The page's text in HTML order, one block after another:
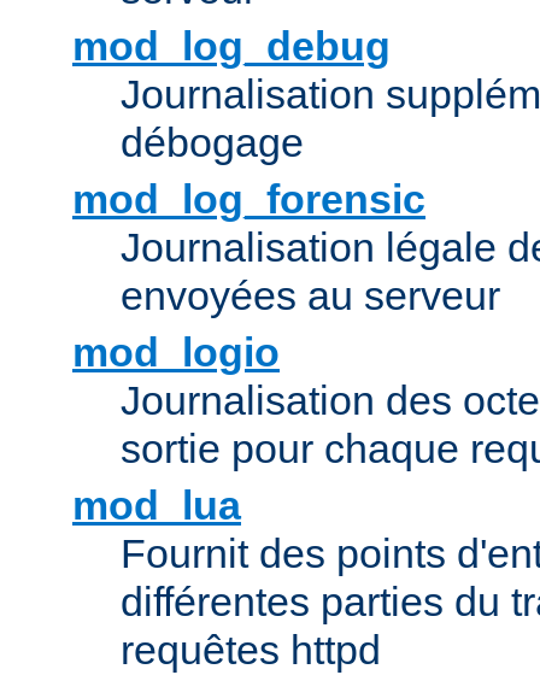
mod_log_debug
Journalisation
débogage
mod_log_forensic
Journalisation légale
envoyées au serveur
mod_logio
Journalisation des
sortie pour chaque
mod_lua
Fournit des points
différentes parties du
requêtes httpd